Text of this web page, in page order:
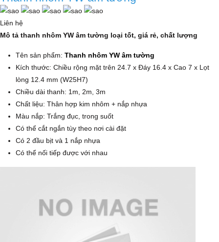
Liên hệ
Mô tả thanh nhôm YW âm tường loại tốt, giá rẻ, chất lượng
Tên sản phẩm: Thanh nhôm YW âm tường
Kích thước: Chiều rộng mặt trên 24.7 x Đáy 16.4 x Cao 7 x Lọt
lòng 12.4 mm (W25H7)
Chiều dài thanh: 1m, 2m, 3m
Chất liệu: Thân hợp kim nhôm + nắp nhựa
Màu nắp: Trắng đục, trong suốt
Có thể cắt ngắn tùy theo nơi cài đặt
Có 2 đầu bịt và 1 nắp nhựa
Có thể nối tiếp được với nhau